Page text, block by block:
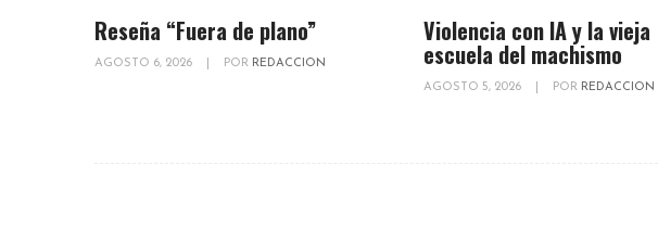
Reseña “Fuera de plano”
AGOSTO 6, 2026 POR REDACCION
Violencia con IA y la vieja
escuela del machismo
AGOSTO 5, 2026 POR REDACCION